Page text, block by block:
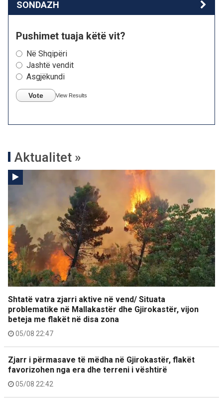
SONDAZH
Pushimet tuaja këtë vit?
Në Shqipëri
Jashtë vendit
Asgjëkundi
Vote View Results
Aktualitet »
Shtatë vatra zjarri aktive në vend/ Situata
problematike në Mallakastër dhe Gjirokastër, vijon
beteja me flakët në disa zona
05/08 22:47
Zjarr i përmasave të mëdha në Gjirokastër, flakët
favorizohen nga era dhe terreni i vështirë
05/08 22:42